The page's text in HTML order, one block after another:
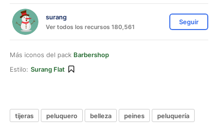
surang
Ver todos los recursos 180,561
Seguir
Más iconos del pack Barbershop
Estilo: Surang Flat
tijeras peluquero belleza peines peluquería